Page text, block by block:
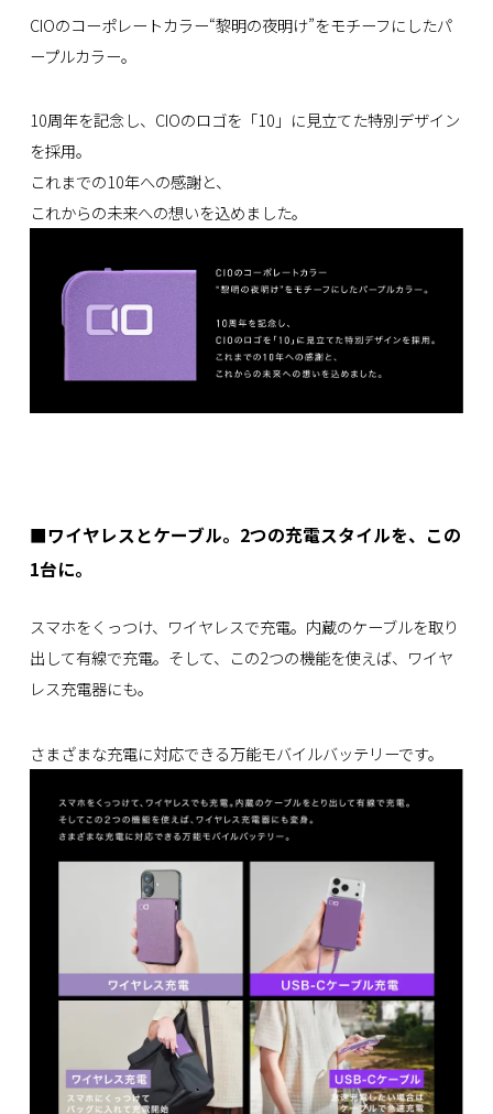
CIOのコーポレートカラー“黎明の夜明け”をモチーフにしたパ
ープルカラー。
10周年を記念し、CIOのロゴを「10」に見立てた特別デザイン
を採用。
これまでの10年への感謝と、
これからの未来への想いを込めました。
■ワイヤレスとケーブル。2つの充電スタイルを、この
1台に。
スマホをくっつけ、ワイヤレスで充電。内蔵のケーブルを取り
出して有線で充電。そして、この2つの機能を使えば、ワイヤ
レス充電器にも。
さまざまな充電に対応できる万能モバイルバッテリーです。